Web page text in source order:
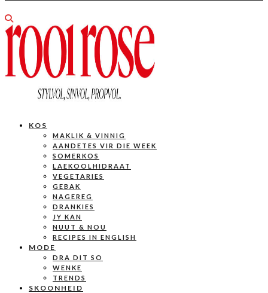
KOS
MAKLIK & VINNIG
AANDETES VIR DIE WEEK
SOMERKOS
LAEKOOLHIDRAAT
VEGETARIES
GEBAK
NAGEREG
DRANKIES
JY KAN
NUUT & NOU
RECIPES IN ENGLISH
MODE
DRA DIT SO
WENKE
TRENDS
SKOONHEID